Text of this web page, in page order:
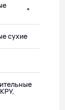
сухие